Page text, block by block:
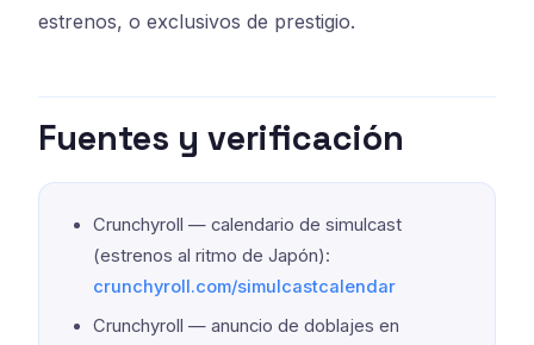
estrenos, o exclusivos de prestigio.
Fuentes y verificación
Crunchyroll — calendario de simulcast
(estrenos al ritmo de Japón):
crunchyroll.com/simulcastcalendar
Crunchyroll — anuncio de doblajes en